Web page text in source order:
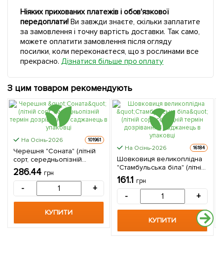
Ніяких прихованих платежів і обов'язкової
передоплати!Ви завжди знаєте, скільки заплатите
за замовлення і точну вартість доставки. Так само,
можете оплатити замовлення після огляду
посилки, коли переконаєтеся, що з рослинами все
прекрасно. Дізнатися більше про оплату
З цим товаром рекомендують
На Осінь-2026 101961
Черешня "Соната" (літній
сорт, середньопізній
термін дозрівання) 1
саджанець в упаковці
286.44 грн
- +
КУПИТИ
На Осінь-2026 16184
Шовковиця великоплідна
"Стамбульська біла" (літній
сорт, середній термін
дозрівання) 1 саджанець в
161.1 грн
- +
КУПИТИ